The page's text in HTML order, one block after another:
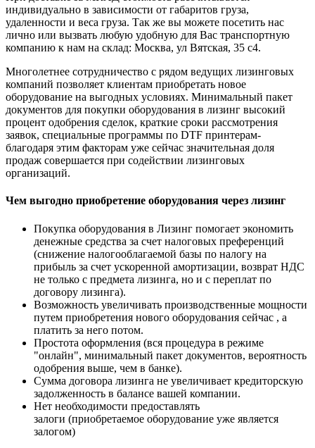
индивидуально в зависимости от габаритов груза,
удаленности и веса груза. Так же вы можете посетить нас
лично или вызвать любую удобную для Вас транспортную
компанию к нам на склад: Москва, ул Вятская, 35 c4.
Многолетнее сотрудничество с рядом ведущих лизинговых
компаний позволяет клиентам приобретать новое
оборудование на выгодных условиях. Минимальный пакет
документов для покупки оборудования в лизинг высокий
процент одобрения сделок, краткие сроки рассмотрения
заявок, специальные программы по DTF принтерам-
благодаря этим факторам уже сейчас значительная доля
продаж совершается при содействии лизинговых
организаций.
Чем выгодно приобретение оборудования через лизинг
Покупка оборудования в Лизинг помогает экономить
денежные средства за счет налоговых преференций
(снижение налогооблагаемой базы по налогу на
прибыль за счет ускоренной амортизации, возврат НДС
не только с предмета лизинга, но и с переплат по
договору лизинга).
Возможность увеличивать производственные мощности
путем приобретения нового оборудования сейчас , а
платить за него потом.
Простота оформления (вся процедура в режиме
"онлайн", минимальный пакет документов, вероятность
одобрения выше, чем в банке).
Сумма договора лизинга не увеличивает кредиторскую
задолженность в балансе вашей компании.
Нет необходимости предоставлять
залоги (приобретаемое оборудование уже является
залогом)